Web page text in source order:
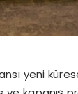
yeni